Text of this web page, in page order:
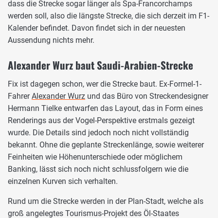
dass die Strecke sogar länger als Spa-Francorchamps
werden soll, also die längste Strecke, die sich derzeit im F1-
Kalender befindet. Davon findet sich in der neuesten
Aussendung nichts mehr.
Alexander Wurz baut Saudi-Arabien-Strecke
Fix ist dagegen schon, wer die Strecke baut. Ex-Formel-1-
FahrerAlexander Wurz und das Büro von Streckendesigner
Hermann Tielke entwarfen das Layout, das in Form eines
Renderings aus der Vogel-Perspektive erstmals gezeigt
wurde. Die Details sind jedoch noch nicht vollständig
bekannt. Ohne die geplante Streckenlänge, sowie weiterer
Feinheiten wie Höhenunterschiede oder möglichem
Banking, lässt sich noch nicht schlussfolgern wie die
einzelnen Kurven sich verhalten.
Rund um die Strecke werden in der Plan-Stadt, welche als
groß angelegtes Tourismus-Projekt des Öl-Staates